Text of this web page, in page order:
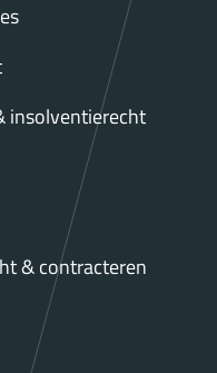
insolventierecht
& contracteren